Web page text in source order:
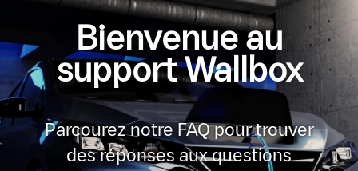
Bienvenue au
support Wallbox
Parcourez notre FAQ pour trouver
des réponses aux questions